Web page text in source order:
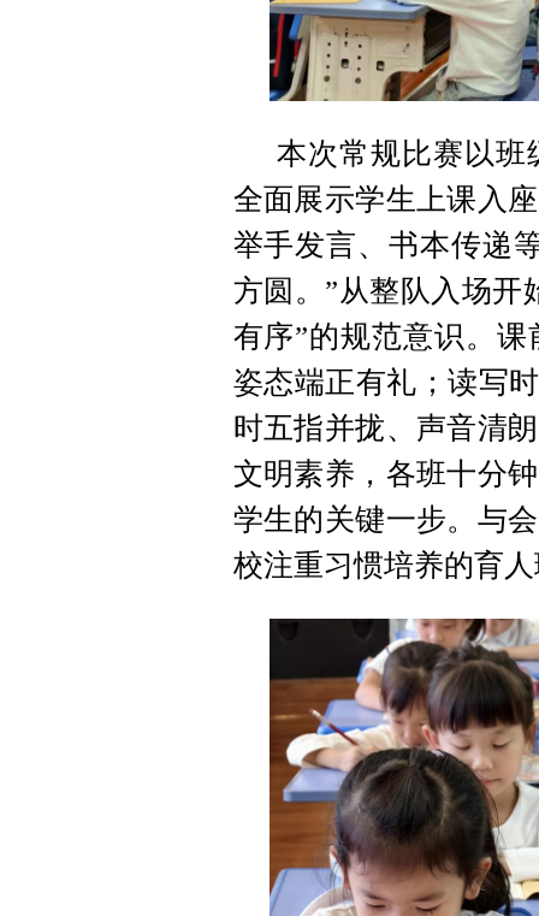
本次常规比赛以班
全面展示学生上课入
举手发言、书本传递
方圆。”从整队入场开
有序”的规范意识。
姿态端正有礼；读写
时五指并拢、声音清
文明素养，各班十分
学生的关键一步。与
校注重习惯培养的育